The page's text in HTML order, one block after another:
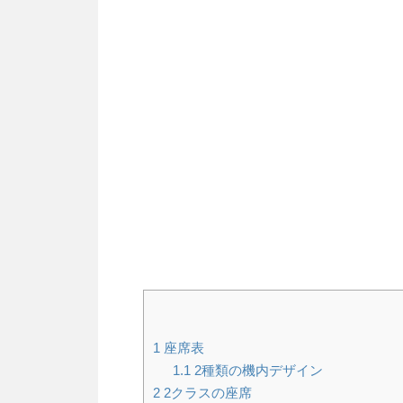
1 座席表
1.1 2種類の機内デザイン
22クラスの座席